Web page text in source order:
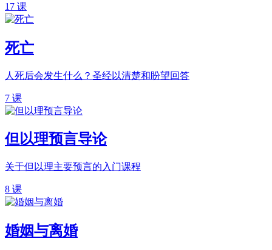
17 课
死亡
人死后会发生什么？圣经以清楚和盼望回答
7 课
但以理预言导论
关于但以理主要预言的入门课程
8 课
婚姻与离婚